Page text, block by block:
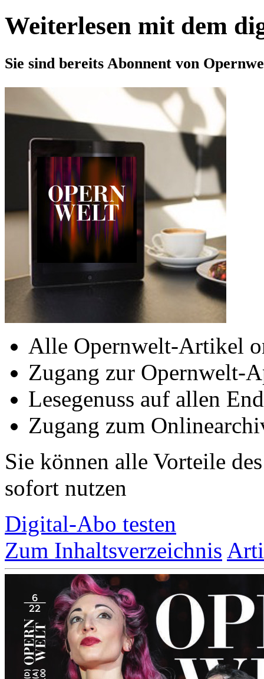
Weiterlesen mit dem
Sie sind bereits Abonnent von
Alle Opernwelt-Artikel
Zugang zur Opernwelt-
Lesegenuss auf allen
Zugang zum
Sie können alle Vorteile
sofort nutzen
Digital-Abo testen
Zum Inhaltsverzeichnis